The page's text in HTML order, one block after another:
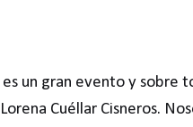
un gran evento y sobre
Cuéllar Cisneros.